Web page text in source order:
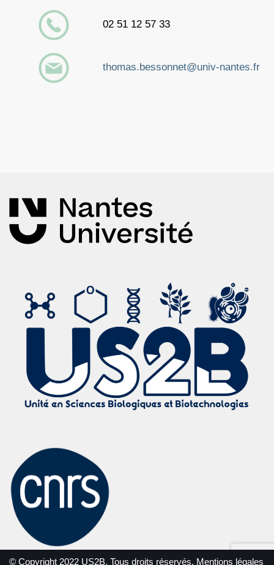
02 51 12 57 33
thomas.bessonnet@univ-nantes.fr
© Copyright 2022 US2B. Tous droits réservés. Mentions légales